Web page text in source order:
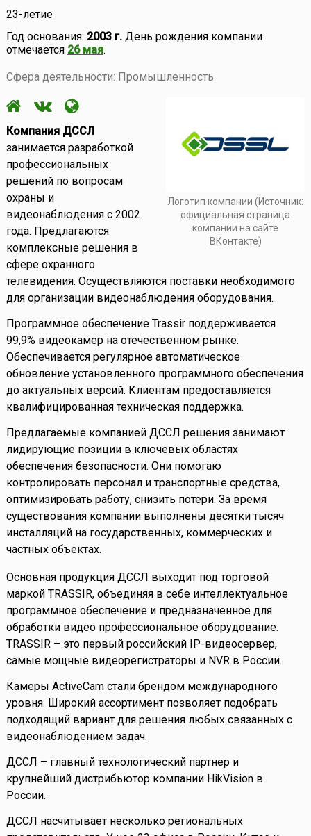
23-летие
Год основания: 2003 г.День рождения компании
отмечается 26 мая.
Сфера деятельности: Промышленность
Логотип компании (Источник:
официальная страница
компании на сайте
ВКонтакте)
Компания ДССЛ
занимается разработкой
профессиональных
решений по вопросам
охраны и
видеонаблюдения с 2002
года. Предлагаются
комплексные решения в
сфере охранного
телевидения. Осуществляются поставки необходимого
для организации видеонаблюдения оборудования.
Программное обеспечение Trassir поддерживается
99,9% видеокамер на отечественном рынке.
Обеспечивается регулярное автоматическое
обновление установленного программного обеспечения
до актуальных версий. Клиентам предоставляется
квалифицированная техническая поддержка.
Предлагаемые компанией ДССЛ решения занимают
лидирующие позиции в ключевых областях
обеспечения безопасности. Они помогаю
контролировать персонал и транспортные средства,
оптимизировать работу, снизить потери. За время
существования компании выполнены десятки тысяч
инсталляций на государственных, коммерческих и
частных объектах.
Основная продукция ДССЛ выходит под торговой
маркой TRASSIR, объединяя в себе интеллектуальное
программное обеспечение и предназначенное для
обработки видео профессиональное оборудование.
TRASSIR – это первый российский IP-видеосервер,
самые мощные видеорегистраторы и NVR в России.
Камеры ActiveCam стали брендом международного
уровня. Широкий ассортимент позволяет подобрать
подходящий вариант для решения любых связанных с
видеонаблюдением задач.
ДССЛ – главный технологический партнер и
крупнейший дистрибьютор компании HikVision в
России.
ДССЛ насчитывает несколько региональных